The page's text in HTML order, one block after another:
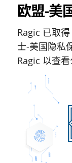
欧盟-美
Ragic 已取
士-美国隐私
Ragic 以查